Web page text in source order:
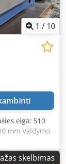
1 / 10
eiga: 510
mm Valdymo
30
skelbimas